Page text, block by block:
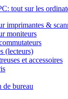
tout sur les
imprimantes &
moniteurs
(lecteurs)
et accessoires
de bureau